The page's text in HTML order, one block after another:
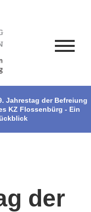
Jahrestag der Befreiung
KZ Flossenbürg - Ein
der